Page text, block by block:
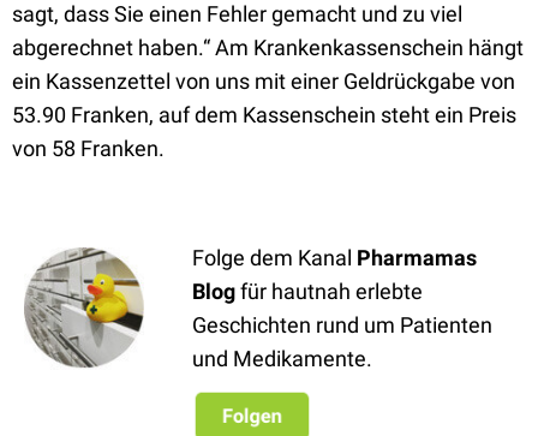
sagt, dass Sie einen Fehler gemacht und zu viel
abgerechnet haben.“ Am Krankenkassenschein hängt
ein Kassenzettel von uns mit einer Geldrückgabe von
53.90 Franken, auf dem Kassenschein steht ein Preis
von 58 Franken.
Folge dem Kanal Pharmamas
Blogfür hautnah erlebte
Geschichten rund um Patienten
und Medikamente.